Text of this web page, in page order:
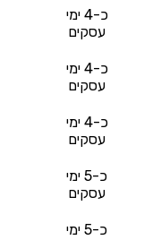
כ-4 ימי
עסקים
כ-4 ימי
עסקים
כ-4 ימי
עסקים
כ-5 ימי
עסקים
כ-5 ימי